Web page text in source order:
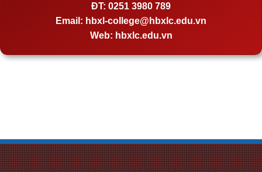
ĐT: 0251 3980 789
Email: hbxl-college@hbxlc.edu.vn
Web: hbxlc.edu.vn